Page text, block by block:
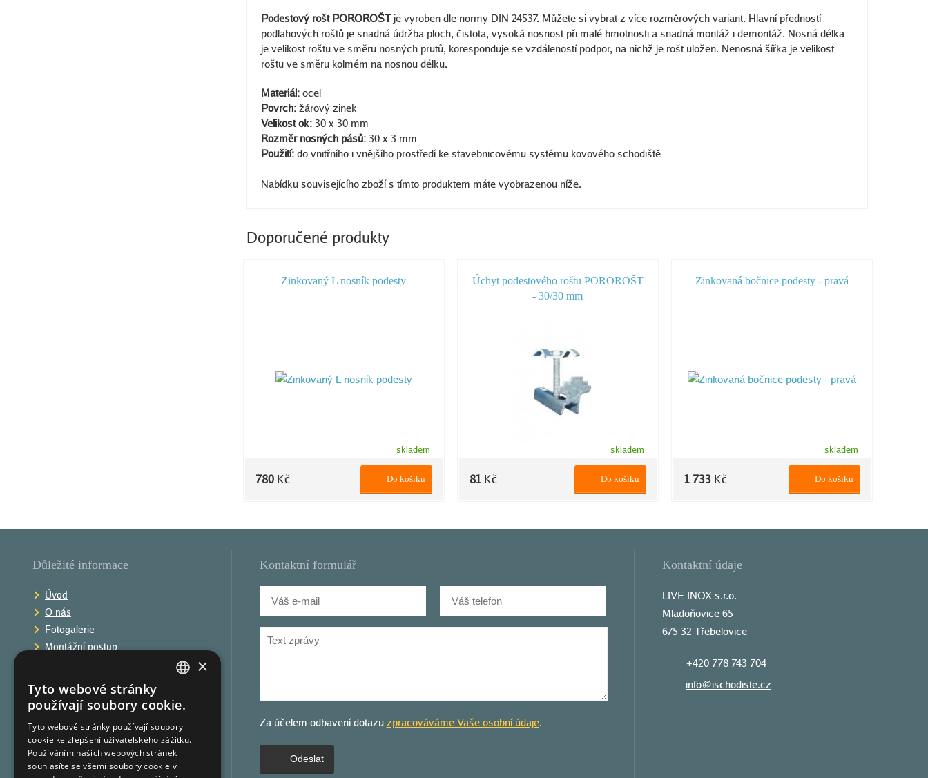
Podestový rošt POROROŠTje vyroben dle normy DIN 24537. Můžete si vybrat z více rozměrových variant. Hlavní předností
podlahových roštů je snadná údržba ploch, čistota, vysoká nosnost při malé hmotnosti a snadná montáž i demontáž. Nosná délka
je velikost roštu ve směru nosných prutů, koresponduje se vzdáleností podpor, na nichž je rošt uložen. Nenosná šířka je velikost
roštu ve směru kolmém na nosnou délku.
Materiál: ocel
Povrch: žárový zinek
Velikost ok: 30 x 30 mm
Rozměr nosných pásů: 30 x 3 mm
Použití: do vnitřního i vnějšího prostředí ke stavebnicovému systému kovového schodiště
Nabídku souvisejícího zboží s tímto produktem máte vyobrazenou níže.
Doporučené produkty
Zinkovaný L nosník podesty
skladem
Do košíku
780 Kč
Úchyt podestového roštu POROROŠT
- 30/30 mm
skladem
Do košíku
81Kč
Zinkovaná bočnice podesty - pravá
skladem
Do košíku
1 733Kč
Důležité informace
Úvod
O nás
Fotogalerie
Montážní postup
Ochrana osobních údajů
Kontakt
Kontaktní formulář
Za účelem odbavení dotazu zpracováváme Vaše osobní údaje.
Odeslat
Kontaktní údaje
LIVE INOX s.r.o.
Mladoňovice 65
675 32 Třebelovice
+420 778 743 704
info@ischodiste.cz
CZECH
×
Tyto webové stránky
používají soubory cookie.
Tyto webové stránky používají soubory
cookie ke zlepšení uživatelského zážitku.
Používáním našich webových stránek
souhlasíte se všemi soubory cookie v